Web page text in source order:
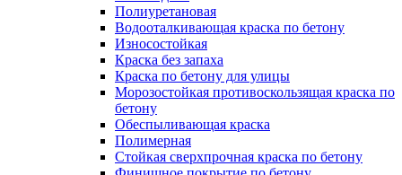
Полиуретановая
Водооталкивающая краска по бетону
Износостойкая
Краска без запаха
Краска по бетону для улицы
Морозостойкая противоскользящая краска по
бетону
Обеспыливающая краска
Полимерная
Стойкая сверхпрочная краска по бетону